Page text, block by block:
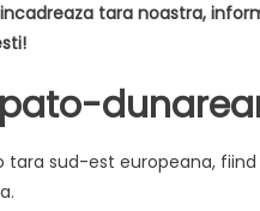
tara noastra,
sud-est europeana,